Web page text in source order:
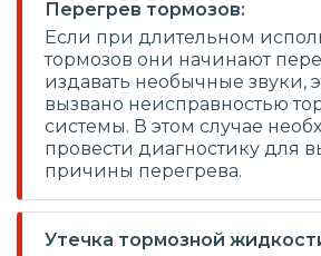
Перегрев тормозов:
Если при длительном
тормозов они начинают
издавать необычные звуки,
вызвано неисправностью
системы. В этом случае
провести диагностику для
причины перегрева.
Утечка тормозной